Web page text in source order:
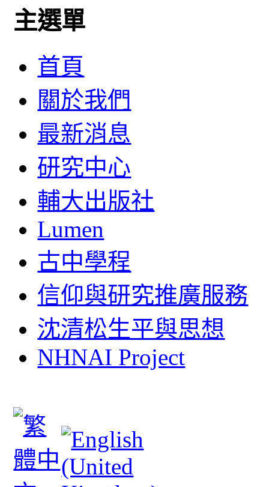
主選單
首頁
關於我們
最新消息
研究中心
輔大出版社
Lumen
古中學程
信仰與研究推廣服務
沈清松生平與思想
NHNAI Project